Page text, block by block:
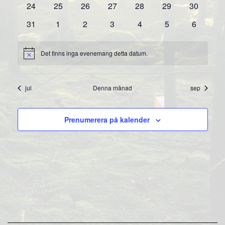
0
24
0
25
0
26
0
27
0
28
0
evenemang
29
0
30
0
evenemang
31
0
1
0
evenemang
2
0
evenemang
3
0
evenemang
4
0
5
0
6
Notis Det finns inga evenemang detta datum.
jul Denna månad sep
Prenumerera på kalender